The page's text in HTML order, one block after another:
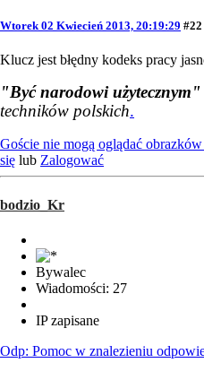
Wtorek 02 Kwiecień 2013, 20:19:29 #22
Klucz jest błędny kodeks pracy
"Być narodowi użytecznym"
techników polskich.
Goście nie mogą oglądać
się lub Zalogować
bodzio_Kr
Bywalec
Wiadomości: 27
IP zapisane
Odp: Pomoc w znalezieniu